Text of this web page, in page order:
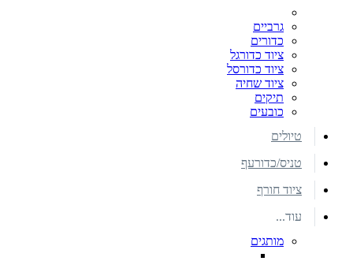
גרביים
כדורים
ציוד כדורגל
ציוד כדורסל
ציוד שחיה
תיקים
כובעים
טיולים
טניס/כדורעף
ציוד חורף
עוד...
מותגים